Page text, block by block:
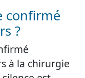
confirmé
?
à la chirurgie